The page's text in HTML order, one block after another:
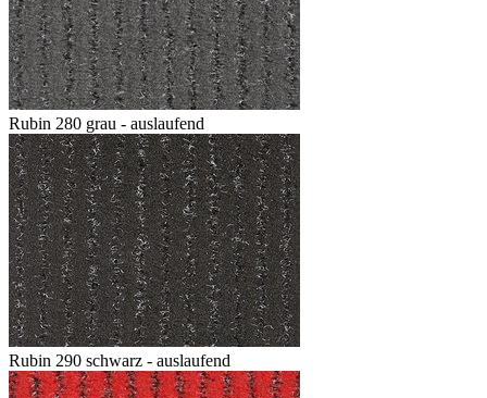
Rubin 280 grau - auslaufend
Rubin 290 schwarz - auslaufend